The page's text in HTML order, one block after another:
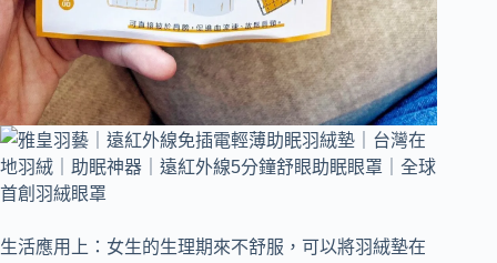
生活應用上：女生的生理期來不舒服，可以將羽絨墊在